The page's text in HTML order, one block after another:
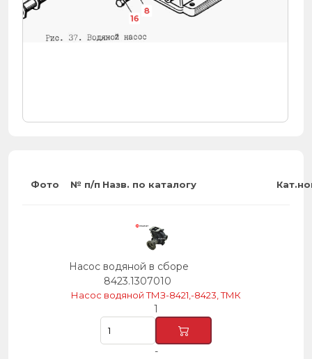
8
16
Фото № п/п Назв. по каталогу
Насос водяной в сборе
8423.1307010
Насос водяной ТМЗ-8421,-8423, ТМК
1
-